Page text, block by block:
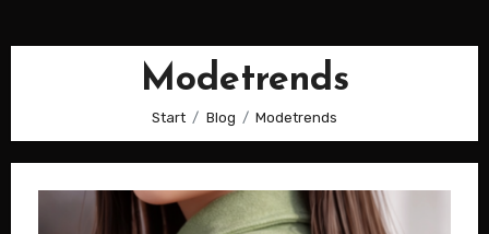
Modetrends
Start Blog Modetrends